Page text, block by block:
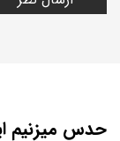
حدس میزنیم